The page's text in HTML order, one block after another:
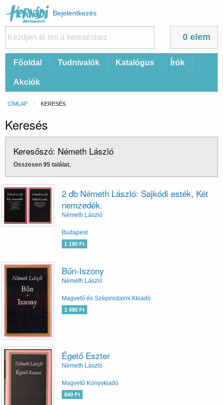
Felhasználói
fiók
menüje
Bejelentkezés
0 elem
FőFőoldal Tudnivalók Katalógus Írók
Akciók
Morzsa
CÍMLAP CURRENT:
KERESÉS
Keresés
Keresőszó: Németh László
Összesen 95 találat.
2 db Németh László: Sajkódi esték, Két
nemzedék.
Németh László
Budapest
1 190 Ft
Bűn-Iszony
Németh László
Magvető és Szépirodalmi Kkiadó
1 490 Ft
Égető Eszter
Németh László
Magvető Könyvkiadó
840 Ft